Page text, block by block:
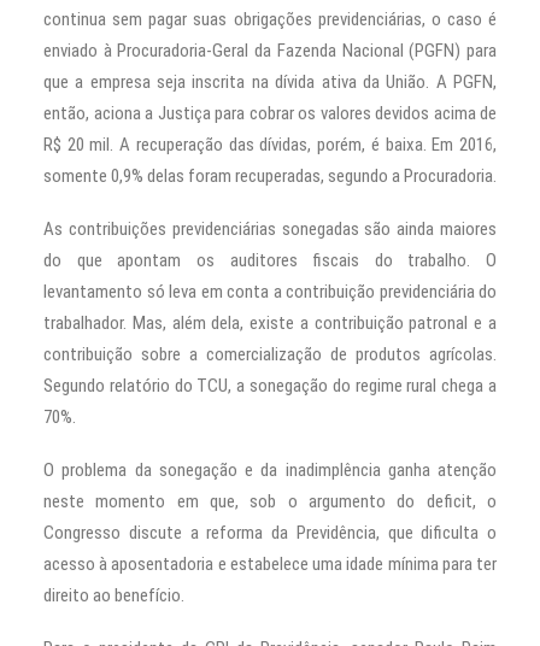
continua sem pagar suas obrigações previdenciárias, o caso é
enviado à Procuradoria-Geral da Fazenda Nacional (PGFN) para
que a empresa seja inscrita na dívida ativa da União. A PGFN,
então, aciona a Justiça para cobrar os valores devidos acima de
R$ 20 mil. A recuperação das dívidas, porém, é baixa. Em 2016,
somente 0,9% delas foram recuperadas, segundo a Procuradoria.
As contribuições previdenciárias sonegadas são ainda maiores
do que apontam os auditores fiscais do trabalho. O
levantamento só leva em conta a contribuição previdenciária do
trabalhador. Mas, além dela, existe a contribuição patronal e a
contribuição sobre a comercialização de produtos agrícolas.
Segundo relatório do TCU, a sonegação do regime rural chega a
70%.
O problema da sonegação e da inadimplência ganha atenção
neste momento em que, sob o argumento do deficit, o
Congresso discute a reforma da Previdência, que dificulta o
acesso à aposentadoria e estabelece uma idade mínima para ter
direito ao benefício.